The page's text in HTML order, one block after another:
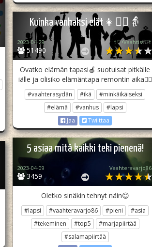
Kuinka vanhaksi elät👧👱‍♂️👵
51490
2023-04-29 †♡•Vaahtis•♡†
Ovatko elämän tapasi🍎 suotuisat pitkälle
iälle ja olisiko elämäntapa remontin aika🏃‍♀️
#vaahterasydän #ikä
#minkäikäiseksi
#elämä
#vanhus
#lapsi
Jaa
Twiittaa
5 asiaa mitä kaikki teki pienenä!
3459
2023-04-09 Vaahteravarjo86
Oletko sinäkin tehnyt näin😊
#lapsi #vaahteravarjo86 #pieni
#asia
#tekeminen
#top5
#marjapiirtää
#salamapiirtää